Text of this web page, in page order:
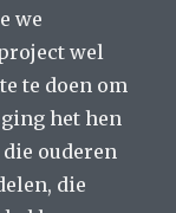
we
wel
te doen om
ging het hen
ouderen
die